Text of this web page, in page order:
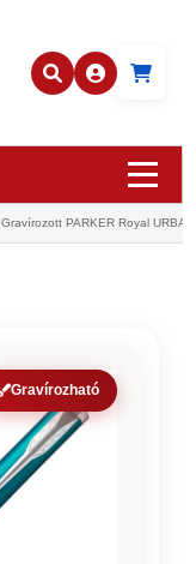
Gravírozott PARKER Royal
Gravírozható